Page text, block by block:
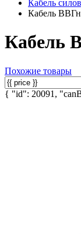
Кабель
Кабель
Кабель
Похожие товары
{ "id": 20091,